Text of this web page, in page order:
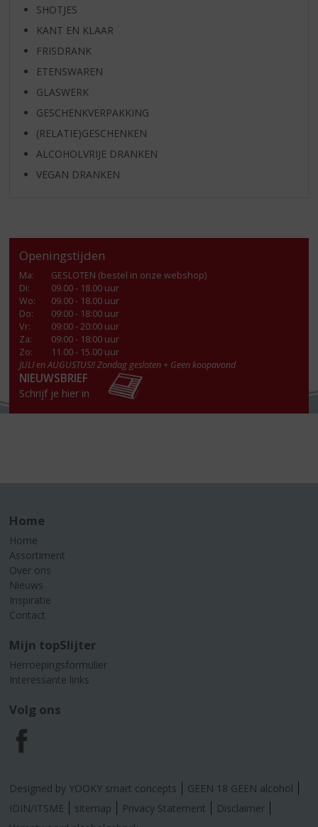
SHOTJES
KANT EN KLAAR
FRISDRANK
ETENSWAREN
GLASWERK
GESCHENKVERPAKKING
(RELATIE)GESCHENKEN
ALCOHOLVRIJE DRANKEN
VEGAN DRANKEN
Openingstijden
Ma:
GESLOTEN (bestel in onze webshop)
Di:
09.00 - 18.00 uur
Wo:
09.00 - 18.00 uur
Do:
09:00 - 18:00 uur
Vr:
09:00 - 20:00 uur
Za:
09:00 - 18:00 uur
Zo:
11.00 - 15.00 uur
JULI en AUGUSTUS!! Zondag gesloten + Geen koopavond
NIEUWSBRIEF
Schrijf je hier in
Home
Home
Assortiment
Over ons
Nieuws
Inspiratie
Contact
Mijn topSlijter
Herroepingsformulier
Interessante links
Volg ons
F
a
c
Designed by YOOKY smart concepts
GEEN 18 GEEN alcohol
IDIN/ITSME
sitemap Privacy Statement
Disclaimer